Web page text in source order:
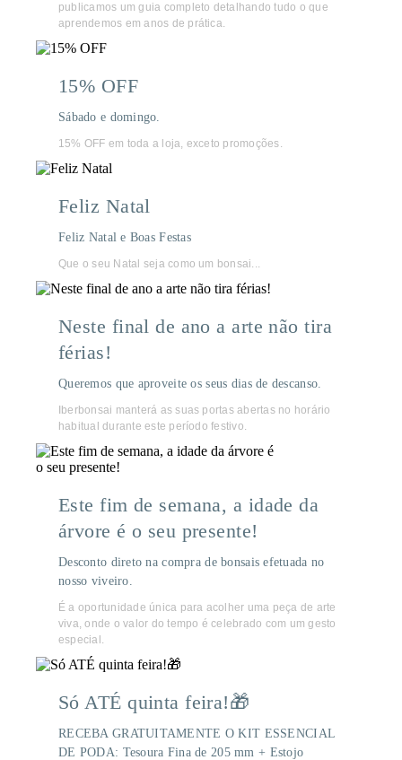
publicamos um guia completo detalhando tudo o que
aprendemos em anos de prática.
15% OFF
Sábado e domingo.
15% OFF em toda a loja, exceto promoções.
Feliz Natal
Feliz Natal e Boas Festas
Que o seu Natal seja como um bonsai...
Neste final de ano a arte não tira
férias!
Queremos que aproveite os seus dias de descanso.
Iberbonsai manterá as suas portas abertas no horário
habitual durante este período festivo.
Este fim de semana, a idade da
árvore é o seu presente!
Desconto direto na compra de bonsais efetuada no
nosso viveiro.
É a oportunidade única para acolher uma peça de arte
viva, onde o valor do tempo é celebrado com um gesto
especial.
Só ATÉ quinta feira!🎁
RECEBA GRATUITAMENTE O KIT ESSENCIAL
DE PODA: Tesoura Fina de 205 mm + Estojo